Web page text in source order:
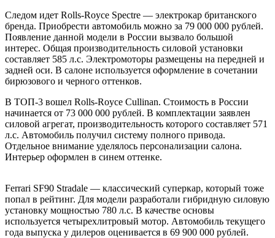
Следом идет Rolls-Royce Spectre — электрокар британского
бренда. Приобрести автомобиль можно за 79 000 000 рублей.
Появление данной модели в России вызвало большой
интерес. Общая производительность силовой установки
составляет 585 л.с. Электромоторы размещены на передней и
задней оси. В салоне используется оформление в сочетании
бирюзового и черного оттенков.
В ТОП-3 вошел Rolls-Royce Cullinan. Стоимость в России
начинается от 73 000 000 рублей. В комплектации заявлен
силовой агрегат, производительность которого составляет 571
л.с. Автомобиль получил систему полного привода.
Отдельное внимание уделялось персонализации салона.
Интерьер оформлен в синем оттенке.
Ferrari SF90 Stradale — классический суперкар, который тоже
попал в рейтинг. Для модели разработали гибридную силовую
установку мощностью 780 л.с. В качестве основы
используется четырехлитровый мотор. Автомобиль текущего
года выпуска у дилеров оценивается в 69 900 000 рублей.